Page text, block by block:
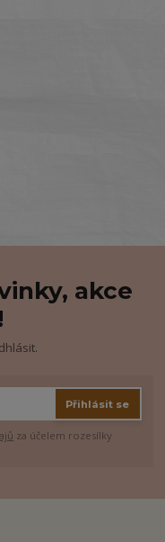
akce
Přihlásit se
za účelem rozesílky